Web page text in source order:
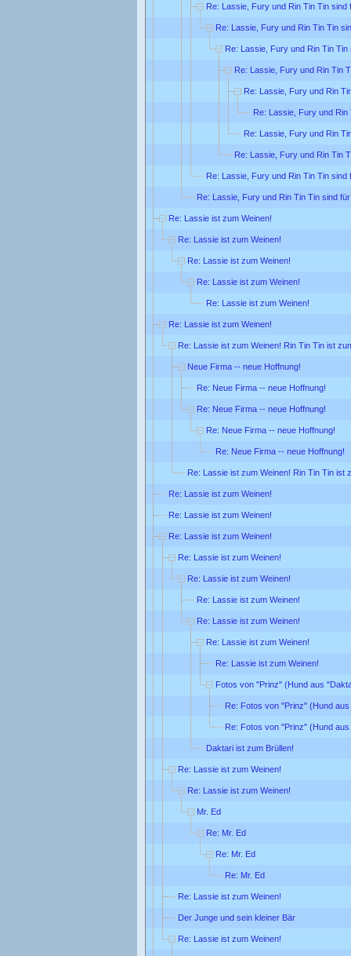
Re: Lassie, Fury und Rin Tin Tin sind
Re: Lassie, Fury und Rin Tin Tin
Re: Lassie, Fury und Rin Tin
Re: Lassie, Fury und Rin Tin
Re: Lassie, Fury und Rin
Re: Lassie, Fury und
Re: Lassie, Fury und Rin
Re: Lassie, Fury und Rin Tin
Re: Lassie, Fury und Rin Tin Tin sind
Re: Lassie, Fury und Rin Tin Tin sind
Re: Lassie ist zum Weinen!
Re: Lassie ist zum Weinen!
Re: Lassie ist zum Weinen!
Re: Lassie ist zum Weinen!
Re: Lassie ist zum Weinen!
Re: Lassie ist zum Weinen!
Re: Lassie ist zum Weinen! Rin Tin Tin ist
Neue Firma -- neue Hoffnung!
Re: Neue Firma -- neue Hoffnung!
Re: Neue Firma -- neue Hoffnung!
Re: Neue Firma -- neue Hoffnung!
Re: Neue Firma -- neue Hoffnung!
Re: Lassie ist zum Weinen! Rin Tin Tin ist
Re: Lassie ist zum Weinen!
Re: Lassie ist zum Weinen!
Re: Lassie ist zum Weinen!
Re: Lassie ist zum Weinen!
Re: Lassie ist zum Weinen!
Re: Lassie ist zum Weinen!
Re: Lassie ist zum Weinen!
Re: Lassie ist zum Weinen!
Re: Lassie ist zum Weinen!
Fotos von "Prinz" (Hund aus
Re: Fotos von "Prinz" (Hund
Re: Fotos von "Prinz" (Hund
Daktari ist zum Brüllen!
Re: Lassie ist zum Weinen!
Re: Lassie ist zum Weinen!
Mr. Ed
Re: Mr. Ed
Re: Mr. Ed
Re: Mr. Ed
Re: Lassie ist zum Weinen!
Der Junge und sein kleiner Bär
Re: Lassie ist zum Weinen!